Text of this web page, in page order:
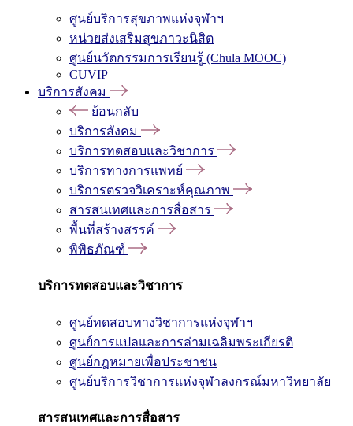
ศูนย์บริการสุขภาพแห่งจุฬาฯ
หน่วยส่งเสริมสุขภาวะนิสิต
ศูนย์นวัตกรรมการเรียนรู้ (Chula MOOC)
CUVIP
บริการสังคม
ย้อนกลับ
บริการสังคม
บริการทดสอบและวิชาการ
บริการทางการแพทย์
บริการตรวจวิเคราะห์คุณภาพ
สารสนเทศและการสื่อสาร
พื้นที่สร้างสรรค์
พิพิธภัณฑ์
บริการทดสอบและวิชาการ
ศูนย์ทดสอบทางวิชาการแห่งจุฬาฯ
ศูนย์การแปลและการล่ามเฉลิมพระเกียรติ
ศูนย์กฎหมายเพื่อประชาชน
ศูนย์บริการวิชาการแห่งจุฬาลงกรณ์มหาวิทยาลัย
สารสนเทศและการสื่อสาร